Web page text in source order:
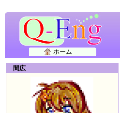
ホーム
間広